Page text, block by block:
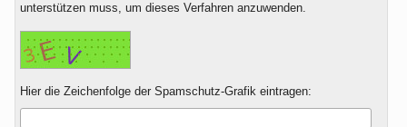
unterstützen muss, um dieses Verfahren anzuwenden.
Hier die Zeichenfolge der Spamschutz-Grafik eintragen: